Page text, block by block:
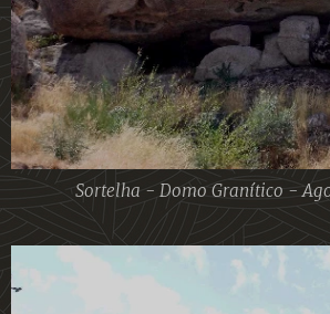
Sortelha - Domo Granítico -